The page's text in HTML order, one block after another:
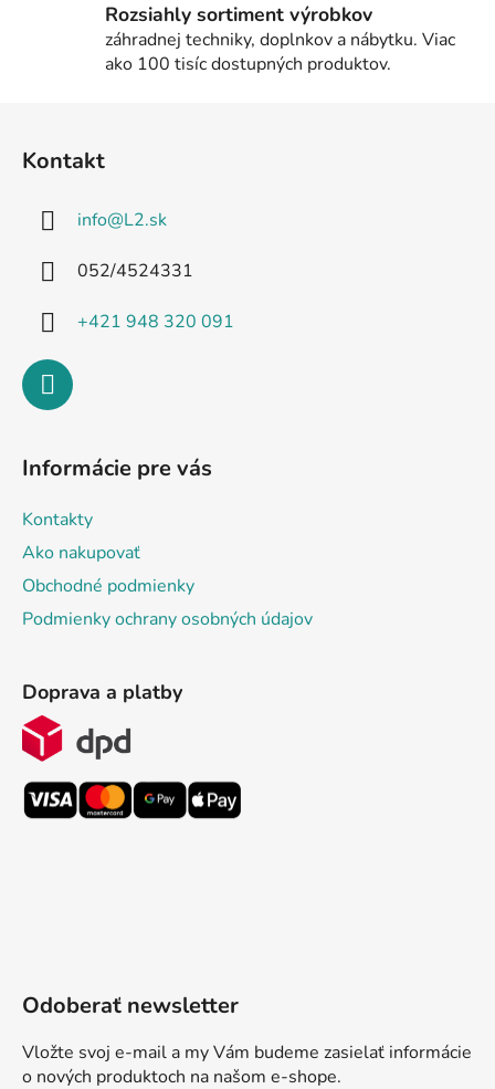
Rozsiahly sortiment výrobkov
záhradnej techniky, doplnkov a nábytku. Viac
ako 100 tisíc dostupných produktov.
Kontakt
info@L2.sk
052/4524331
+421 948 320 091
Informácie pre vás
Kontakty
Ako nakupovať
Obchodné podmienky
Podmienky ochrany osobných údajov
Doprava a platby
Odoberať newsletter
Vložte svoj e-mail a my Vám budeme zasielať informácie
o nových produktoch na našom e-shope.